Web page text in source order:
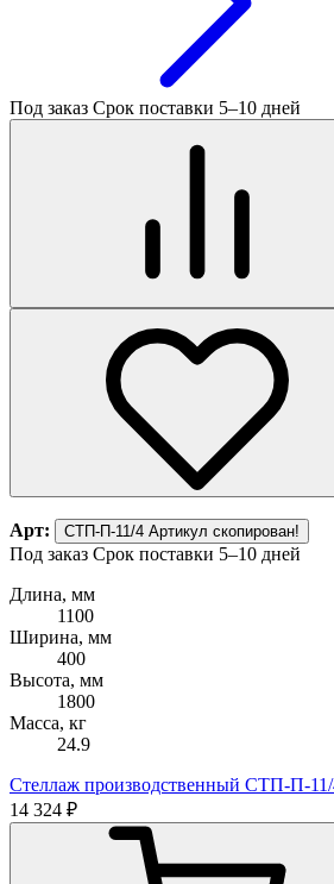
Под заказ Срок поставки 5–10 дней
Арт: СТП-П-11/4 Артикул скопирован!
Под заказ Срок поставки 5–10 дней
Длина, мм
1100
Ширина, мм
400
Высота, мм
1800
Масса, кг
24.9
Стеллаж производственный СТП-П-11/
14 324 ₽